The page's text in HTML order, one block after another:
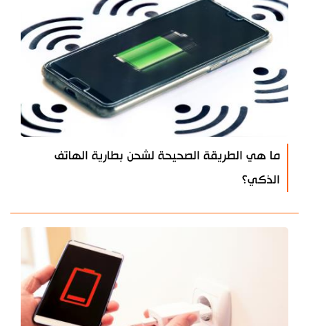
ما هي الطريقة الصحيحة لشحن بطارية الهاتف
الذكي؟